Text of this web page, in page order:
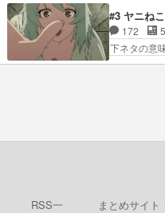
はない3話
どんどん出
ね。なんか
にヒロイン
そっちが機
ちしてし
て怒られ
#3 ヤニねこ
172 5
下ネタの
ゲロって
RSS一
まとめサイト